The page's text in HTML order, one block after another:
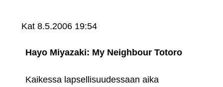
Kat 8.5.2006 19:54
Hayo Miyazaki: My Neighbour Totoro
Kaikessa lapsellisuudessaan aika